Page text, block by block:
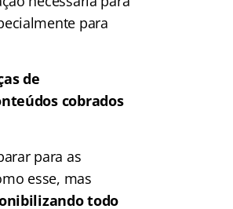
para
de
cobrados
para as
esse, mas
todo